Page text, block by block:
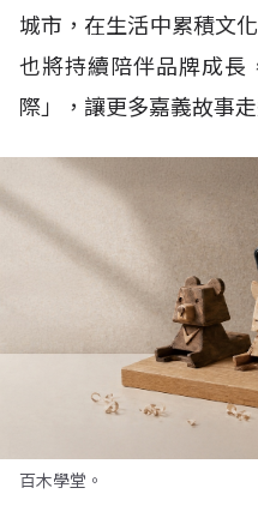
城市，在生活中累積文
也將持續陪伴品牌成長
際」，讓更多嘉義故事
百木學堂。